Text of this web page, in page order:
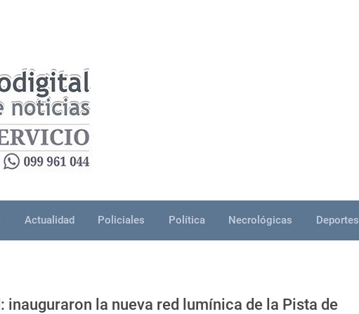
Actualidad Policiales Política Necrológicas Deportes
inauguraron la nueva red lumínica de la Pista de